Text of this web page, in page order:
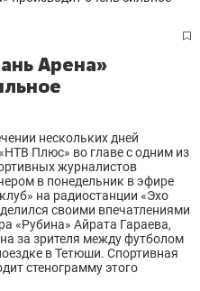
Арена»
нескольких дней
Плюс» во главе с одним из
журналистов
в понедельник в эфире
на радиостанции «Эхо
своими впечатлениями
«Рубина» Айрата Гараева,
за зрителя между футболом
в Тетюши. Спортивная
стенограмму этого